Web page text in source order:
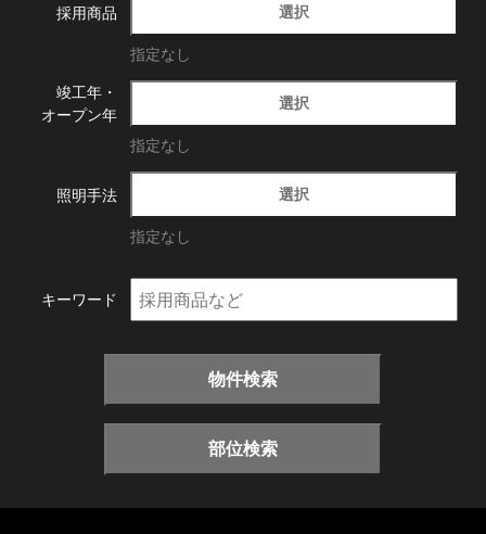
採用商品 選択
指定なし
竣工年・
オープン年
選択
指定なし
照明手法 選択
指定なし
キーワード
物件検索
部位検索